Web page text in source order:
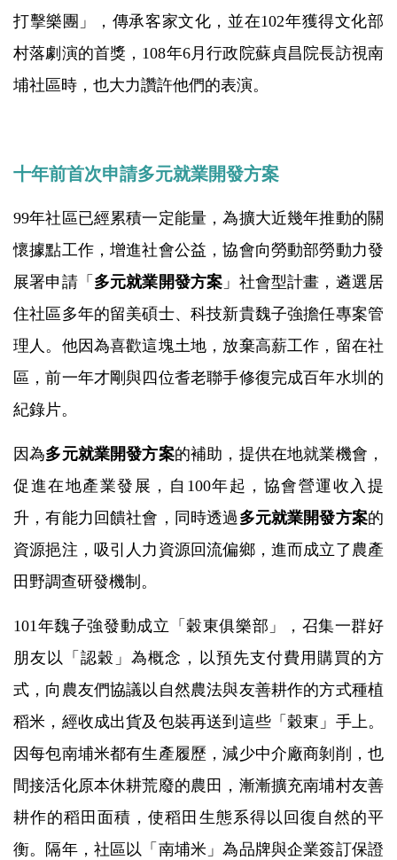
打擊樂團」，傳承客家文化，並在102年獲得文化部
村落劇演的首獎，108年6月行政院蘇貞昌院長訪視南
埔社區時，也大力讚許他們的表演。
十年前首次申請多元就業開發方案
99年社區已經累積一定能量，為擴大近幾年推動的關
懷據點工作，增進社會公益，協會向勞動部勞動力發
展署申請「 多元就業開發方案 」社會型計畫，遴選居
住社區多年的留美碩士、科技新貴魏子強擔任專案管
理人。他因為喜歡這塊土地，放棄高薪工作，留在社
區，前一年才剛與四位耆老聯手修復完成百年水圳的
紀錄片。
因為多元就業開發方案的補助，提供在地就業機會，
促進在地產業發展，自100年起，協會營運收入提
升，有能力回饋社會，同時透過 多元就業開發方案的
資源挹注，吸引人力資源回流偏鄉，進而成立了農產
田野調查研發機制。
101年魏子強發動成立「穀東俱樂部」，召集一群好
朋友以「認穀」為概念，以預先支付費用購買的方
式，向農友們協議以自然農法與友善耕作的方式種植
稻米，經收成出貨及包裝再送到這些「穀東」手上。
因每包南埔米都有生產履歷，減少中介廠商剝削，也
間接活化原本休耕荒廢的農田，漸漸擴充南埔村友善
耕作的稻田面積，使稻田生態系得以回復自然的平
衡。隔年，社區以「南埔米」為品牌與企業簽訂保證